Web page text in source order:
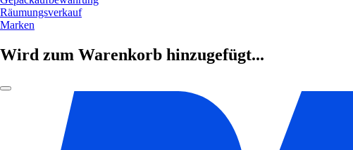
Räumungsverkauf
Marken
Wird zum Warenkorb hinzugefügt...